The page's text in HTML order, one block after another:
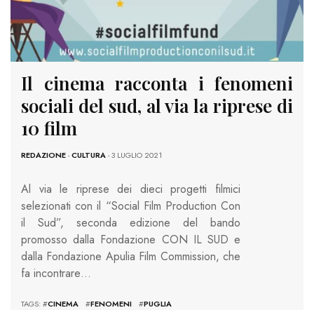
Il cinema racconta i fenomeni
sociali del sud, al via la riprese di
10 film
REDAZIONE-CULTURA- 3 LUGLIO 2021
Al via le riprese dei dieci progetti filmici
selezionati con il “Social Film Production Con
il Sud”, seconda edizione del bando
promosso dalla Fondazione CON IL SUD e
dalla Fondazione Apulia Film Commission, che
fa incontrare…
TAGS: #CINEMA #FENOMENI #PUGLIA